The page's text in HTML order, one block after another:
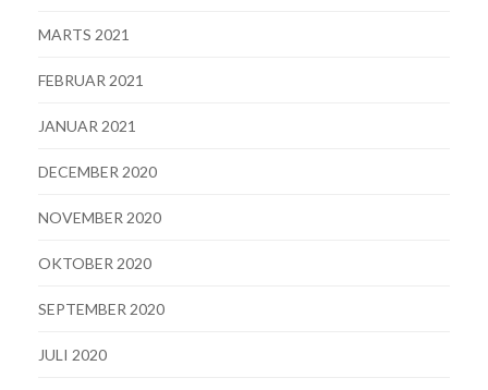
MARTS 2021
FEBRUAR 2021
JANUAR 2021
DECEMBER 2020
NOVEMBER 2020
OKTOBER 2020
SEPTEMBER 2020
JULI 2020